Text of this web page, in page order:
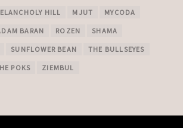
HILL MJUT MYCODA
BARAN ROZEN SHAMA
SUNFLOWER BEAN THE BULLSEYES
POKS ZIEMBUL